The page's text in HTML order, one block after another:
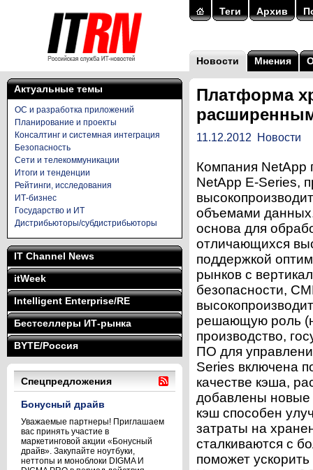
Теги Архив
Новости Мнения
Актуальные темы
ОС и разработка приложений
Планирование и проекты
Консалтинг и системная интеграция
Безопасность
Сети и телекоммуникации
Итоги и тенденции
Рейтинги, исследования
ИТ-бизнес
Государство и ИТ
Дистрибьюторы/субдистрибьюторы
IT Channel News
itWeek
Intelligent Enterprise/RE
Бестселлеры ИТ-рынка
BYTE/Россия
Спецпредложения
Бонусный драйв
Уважаемые партнеры! Приглашаем
вас принять участие в
маркетинговой акции «Бонусный
драйв». Закупайте ноутбуки,
неттопы и моноблоки DIGMA И
Платформа
11.12.2012 Новости
Компания NetApp
NetApp E-Series,
объемами
основа для
отличающихся
поддержкой
рынков с
безопасности,
решающую роль
производство,
ПО для
Series включена
качестве кэша,
добавлены новые
кэш способен
затраты на
сталкиваются с
поможет